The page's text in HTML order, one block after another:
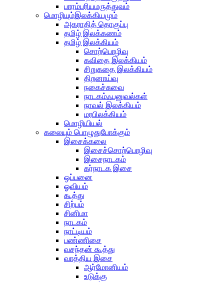
பாரம்பரியமருத்துவம்
மொழியும்இலக்கியமும்
அகராதித் தொகுப்பு
தமிழ் இலக்கணம்
தமிழ் இலக்கியம்
சொற்பொழிவு
கவிதை இலக்கியம்
சிறுகதை இலக்கியம்
திறனாய்வு
நகைச்சுவை
நாடகம்ஃபனுவல்கள்
நாவல் இலக்கியம்
மரபிலக்கியம்
மொழியியல்
கலையும் பொழுதுபோக்கும்
இசைக்கலை
இசைச்சொற்பொழிவு
இசைநாடகம்
கர்நாடக இசை
ஒப்பனை
ஓவியம்
கூத்து
சிற்பம்
சினிமா
நாடகம்
நாட்டியம்
பண்ணிசை
வசந்தன் கூத்து
வாத்திய இசை
ஆர்மோனியம்
உடுக்கு